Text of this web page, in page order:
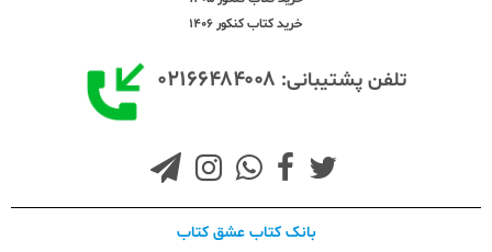
خرید کتاب کنکور 1406
تلفن پشتیبانی: ۰۲۱۶۶۴۸۴۰۰۸
بانک کتاب عشق کتاب